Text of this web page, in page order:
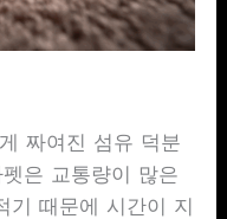
짜여진 섬유 덕분
은 교통량이 많은
기 때문에 시간이 지